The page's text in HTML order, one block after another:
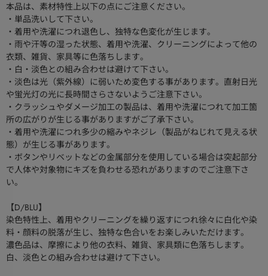
本品は、素材特性上以下の点にご注意ください。
・単品洗いして下さい。
・着用や洗濯につれ退色し、独特な色変化が生じます。
・雨や汗等の湿った状態、着用や洗濯、クリーニングによって他の
衣類、雑貨、家具等に色落ちします。
・白・淡色との組み合わせは避けて下さい。
・淡色は光（紫外線）に弱いため変色する事があります。直射日光
や蛍光灯の光に長時間さらさないようご注意下さい。
・クラッシュやダメージ加工の製品は、着用や洗濯につれて加工箇
所の広がりが生じる事がありますがご了承下さい。
・着用や洗濯につれ多少の縮みやネジレ（製品がねじれて見える状
態）が生じる事があります。
・ボタンやリベットなどの金属部分を使用している場合は突起部分
で人体や対象物にキズを負わせる恐れがありますのでご注意下さ
い。
【D/BLU】
染色特性上、着用やクリーニングを繰り返すにつれ徐々に白化や染
料・顔料の脱落が生じ、独特な色合いをお楽しみいただけます。
濃色品は、摩擦により他の衣料、雑貨、家具類に色落ちします。
白、淡色との組み合わせは避けて下さい。